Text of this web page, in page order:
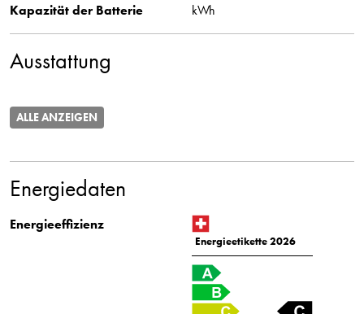
Kapazität der Batterie
kWh
Ausstattung
ALLE ANZEIGEN
Energiedaten
Energieeffizienz
Energieetikette 2026